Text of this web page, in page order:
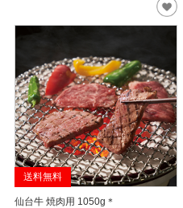
送料無料
仙台牛 焼肉用 1050g＊